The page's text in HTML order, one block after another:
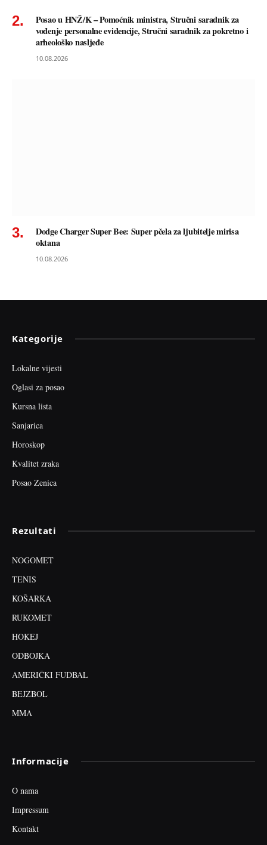
Posao u HNŽ/K – Pomoćnik ministra, Stručni saradnik za
vođenje personalne evidencije, Stručni saradnik za pokretno i
arheološko nasljeđe
10.08.2026
Dodge Charger Super Bee: Super pčela za ljubitelje mirisa
oktana
10.08.2026
Kategorije
Lokalne vijesti
Oglasi za posao
Kursna lista
Sanjarica
Horoskop
Kvalitet zraka
Posao Zenica
Rezultati
NOGOMET
TENIS
KOŠARKA
RUKOMET
HOKEJ
ODBOJKA
AMERIČKI FUDBAL
BEJZBOL
MMA
Informacije
O nama
Impressum
Kontakt